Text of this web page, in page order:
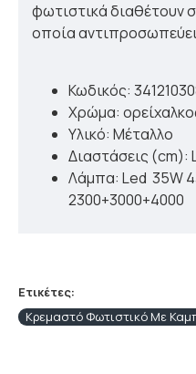
φωτιστικά διαθέτουν
οποία
Κωδικός:
Χρώμα:
Υλικό: Μέταλλο
Διαστάσεις (cm):
Λάμπα: Led 35W
2300+3000+4000
Ετικέτες:
Κρεμαστό Φωτιστικό Με